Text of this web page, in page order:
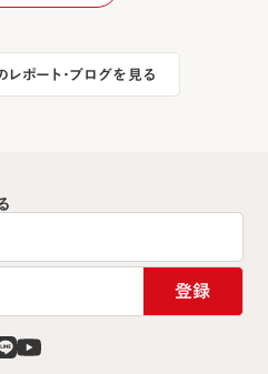
ポート・ブログを見る
登録